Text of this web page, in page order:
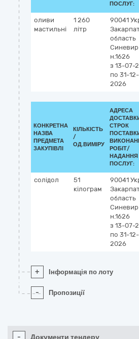
ПОСЛУГ:
оливи
мастильні
1 260
літр
90041
область
Синевир
н.1626
з 13-07-
по 31-12-
2026
КОНКРЕТНА
НАЗВА
ПРЕДМЕТА
ЗАКУПІВЛІ
КІЛЬКІСТЬ
/
ОД.ВИМІРУ
АДРЕСА
СТРОК
РОБІТ/
НАДАННЯ
ПОСЛУГ:
солідол
51
кілограм
90041
область
Синевир
н.1626
з 13-07-
по 31-12-
2026
+ Інформація по лоту
- Пропозиції
- Документи тендеру